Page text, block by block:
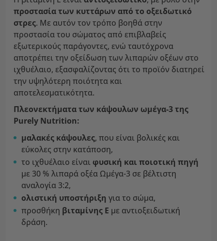
προστασία των κυττάρων από το οξειδωτικό
στρες. Με αυτόν τον τρόπο βοηθά στην
προστασία του σώματος από επιβλαβείς
εξωτερικούς παράγοντες, ενώ ταυτόχρονα
αποτρέπει την οξείδωση των λιπαρών οξέων στο
ιχθυέλαιο, εξασφαλίζοντας ότι το προϊόν διατηρεί
την υψηλότερη ποιότητα και
αποτελεσματικότητα.
Πλεονεκτήματα των κάψουλων ωμέγα-3 της
Purely Nutrition:
μαλακές κάψουλες, που είναι βολικές και
εύκολες στην κατάποση,
το ιχθυέλαιο είναι φυσική και ποιοτική πηγή
με 30 % λιπαρά οξέα Ωμέγα-3 σε βέλτιστη
αναλογία 3:2,
ολιστική υποστήριξη για το σώμα,
προσθήκη βιταμίνης Ε με αντιοξειδωτική
δράση.